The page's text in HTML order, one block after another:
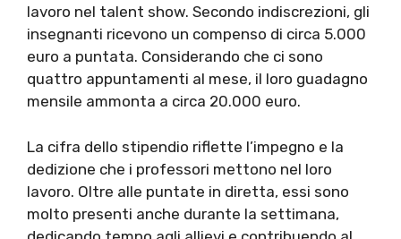
lavoro nel talent show. Secondo indiscrezioni, gli
insegnanti ricevono un compenso di circa 5.000
euro a puntata. Considerando che ci sono
quattro appuntamenti al mese, il loro guadagno
mensile ammonta a circa 20.000 euro.
La cifra dello stipendio riflette l’impegno e la
dedizione che i professori mettono nel loro
lavoro. Oltre alle puntate in diretta, essi sono
molto presenti anche durante la settimana,